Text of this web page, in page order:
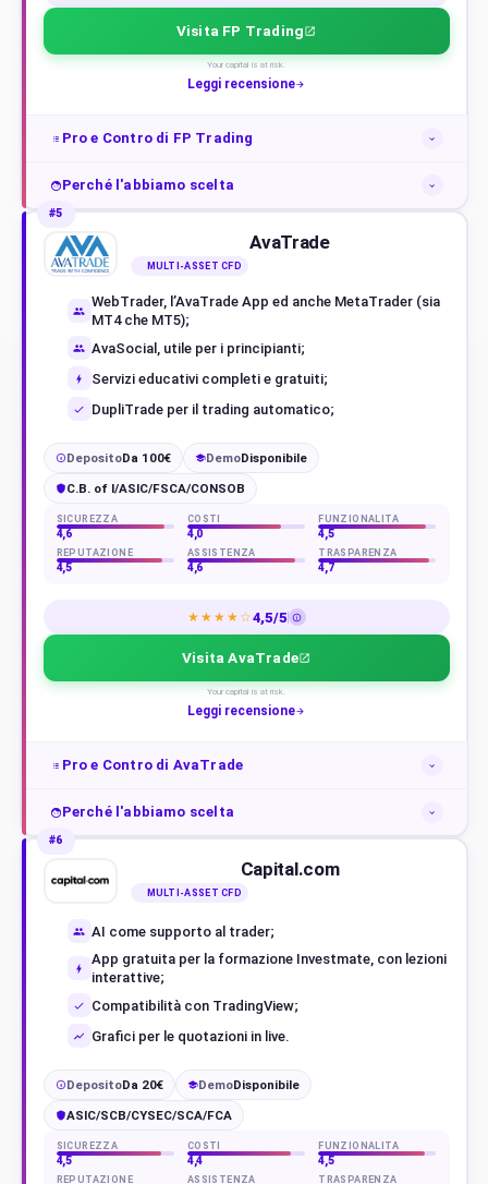
Visita FP Trading
Your capital is at risk.
Leggi recensione
Pro e Contro di FP Trading
Perché l'abbiamo scelta
#5
AvaTrade
MULTI-ASSET CFD
WebTrader, l’AvaTrade App ed anche MetaTrader (sia
MT4 che MT5);
AvaSocial, utile per i principianti;
Servizi educativi completi e gratuiti;
DupliTrade per il trading automatico;
€ DepositoDa 100€ DemoDisponibile
C.B. of I/ASIC/FSCA/CONSOB
SICUREZZA
4,6
COSTI
4,0
FUNZIONALITÀ
4,5
REPUTAZIONE
4,5
ASSISTENZA
4,6
TRASPARENZA
4,7
★★★★☆4,5/5
Visita AvaTrade
Your capital is at risk.
Leggi recensione
Pro e Contro di AvaTrade
Perché l'abbiamo scelta
#6
Capital.com
MULTI-ASSET CFD
AI come supporto al trader;
App gratuita per la formazione Investmate, con lezioni
interattive;
Compatibilità con TradingView;
Grafici per le quotazioni in live.
€ DepositoDa 20€ DemoDisponibile
ASIC/SCB/CYSEC/SCA/FCA
SICUREZZA
4,5
COSTI
4,4
FUNZIONALITÀ
4,5
REPUTAZIONE ASSISTENZA TRASPARENZA